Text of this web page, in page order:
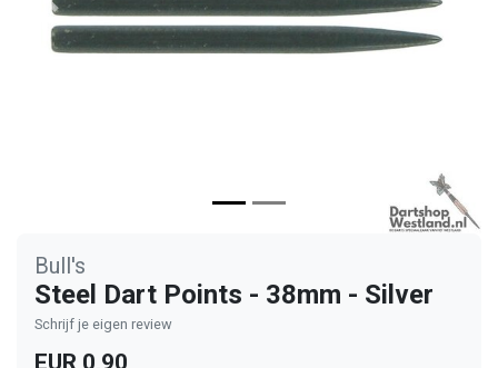
Vorige
Bull's
Steel Dart Points - 38mm - Silver
Schrijf je eigen review
EUR 0,90